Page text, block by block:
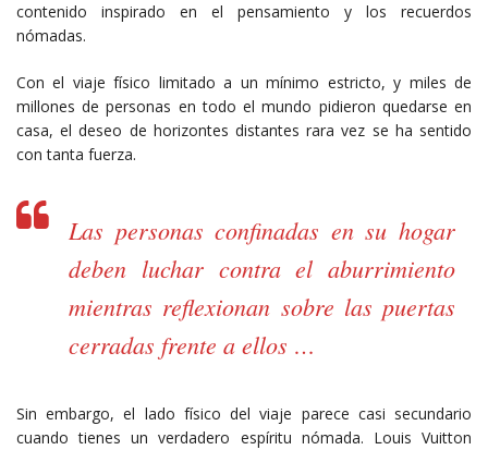
contenido inspirado en el pensamiento y los recuerdos
nómadas.
Con el viaje físico limitado a un mínimo estricto, y miles de
millones de personas en todo el mundo pidieron quedarse en
casa, el deseo de horizontes distantes rara vez se ha sentido
con tanta fuerza.
Las personas confinadas en su hogar
deben luchar contra el aburrimiento
mientras reflexionan sobre las puertas
cerradas frente a ellos …
Sin embargo, el lado físico del viaje parece casi secundario
cuando tienes un verdadero espíritu nómada. Louis Vuitton